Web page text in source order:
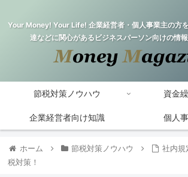
Your Money! Your Life! 企業経営者・個人事業主の方
達などに関心があるビジネスパーソン向けの情報
節税対策ノウハウ 資金
企業経営者向け知識 個人
ホーム 節税対策ノウハウ
社内規
税対策！